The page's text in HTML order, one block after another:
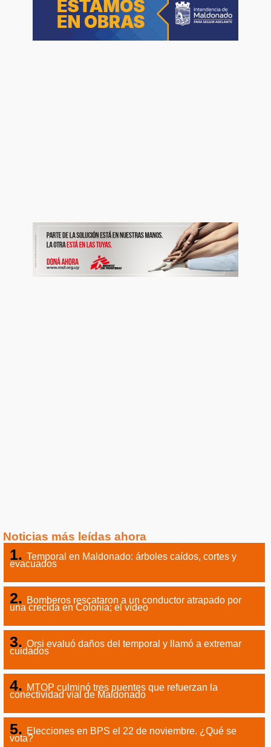
Noticias más leídas ahora
Temporal en Maldonado: árboles caídos, cortes y
evacuados
Bomberos rescataron a un conductor atrapado por
una crecida en Colonia; el video
Orsi evaluó daños del temporal y llamó a extremar
cuidados
MTOP culminó tres puentes que refuerzan la
conectividad vial de Maldonado
Elecciones en BPS el 22 de noviembre. ¿Qué se
vota?